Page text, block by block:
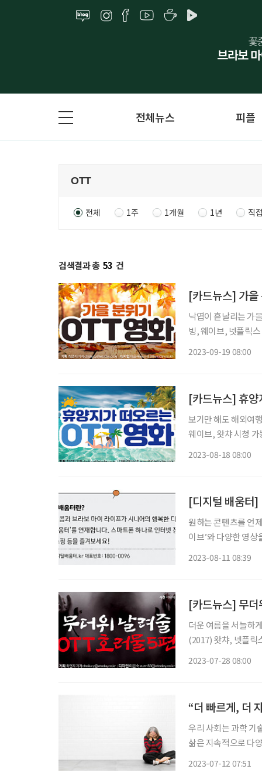
전체뉴스 피플
전체 1주 1개월 1년 직
검색결과 총 53 건
[카드뉴스] 가
낙엽이 흩날리는 가을과 어
빙, 웨이브, 넷플릭
2023-09-19 08:00
[카드뉴스] 휴
보기만 해도 해외여행이 가고
웨이브, 왓챠 시청 가
2023-08-18 08:00
[디지털 배움터]
원하는 콘텐츠를 언
이브’와 다양한 영상을 제공하는 ‘
2023-08-11 08:39
[카드뉴스] 무
더운 여름을 서늘하
(2017) 왓챠, 넷플릭
2023-07-28 08:00
“더 빠르게, 더
우리 사회는 과학 기
삶은 지속적으로 다
2023-07-12 07:51